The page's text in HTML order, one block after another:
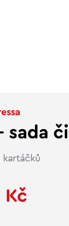
sada
kartáčků
Kč